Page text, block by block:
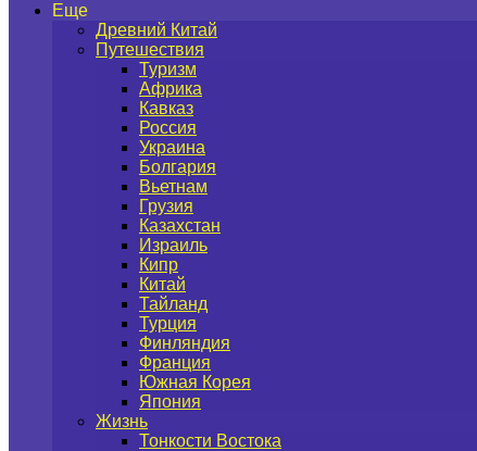
Еще
Древний Китай
Путешествия
Туризм
Африка
Кавказ
Россия
Украина
Болгария
Вьетнам
Грузия
Казахстан
Израиль
Кипр
Китай
Тайланд
Турция
Финляндия
Франция
Южная Корея
Япония
Жизнь
Тонкости Востока